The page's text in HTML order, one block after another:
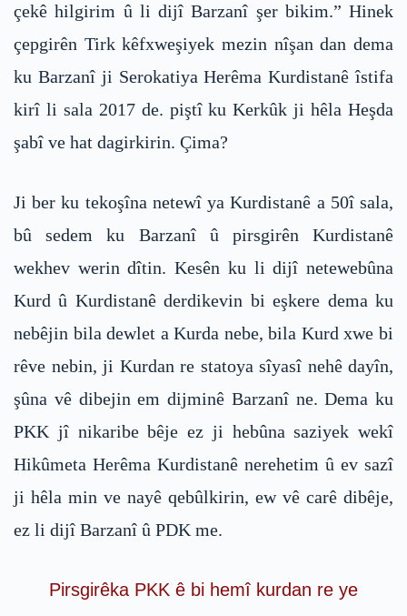
çekê hilgirim û li dijî Barzanî şer bikim.” Hinek
çepgirên Tirk kêfxweşiyek mezin nîşan dan dema
ku Barzanî ji Serokatiya Herêma Kurdistanê îstifa
kirî li sala 2017 de. piştî ku Kerkûk ji hêla Heşda
şabî ve hat dagirkirin. Çima?
Ji ber ku tekoşîna netewî ya Kurdistanê a 50î sala,
bû sedem ku Barzanî û pirsgirên Kurdistanê
wekhev werin dîtin. Kesên ku li dijî netewebûna
Kurd û Kurdistanê derdikevin bi eşkere dema ku
nebêjin bila dewlet a Kurda nebe, bila Kurd xwe bi
rêve nebin, ji Kurdan re statoya sîyasî nehê dayîn,
şûna vê dibejin em dijminê Barzanî ne. Dema ku
PKK jî nikaribe bêje ez ji hebûna saziyek wekî
Hikûmeta Herêma Kurdistanê nerehetim û ev sazî
ji hêla min ve nayê qebûlkirin, ew vê carê dibêje,
ez li dijî Barzanî û PDK me.
Pirsgirêka PKK ê bi hemî kurdan re ye